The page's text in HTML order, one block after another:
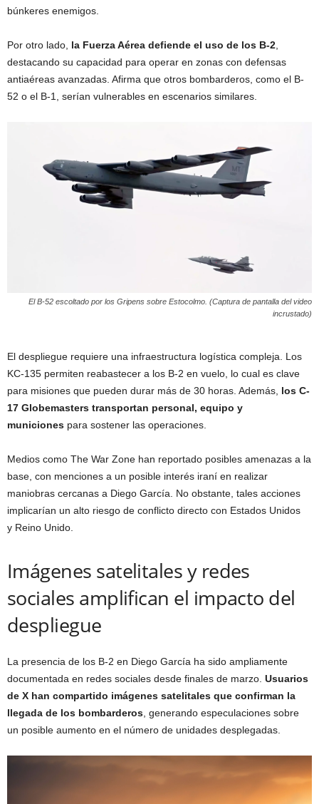
búnkeres enemigos.
Por otro lado, la Fuerza Aérea defiende el uso de los B-2
destacando su capacidad para operar en zonas con defensas
antiaéreas avanzadas. Afirma que otros bombarderos, como el B-
52 o el B-1, serían vulnerables en escenarios similares.
El B-52 escoltado por los Gripens sobre Estocolmo. (Captura de pantalla del video
incrustado)
El despliegue requiere una infraestructura logística compleja. Los
KC-135 permiten reabastecer a los B-2 en vuelo, lo cual es clave
para misiones que pueden durar más de 30 horas. Además, los C-
17 Globemasters transportan personal, equipo y
municiones para sostener las operaciones.
Medios como The War Zone han reportado posibles amenazas a la
base, con menciones a un posible interés iraní en realizar
maniobras cercanas a Diego García. No obstante, tales acciones
implicarían un alto riesgo de conflicto directo con Estados Unidos
y Reino Unido.
Imágenes satelitales y redes
sociales amplifican el impacto del
despliegue
La presencia de los B-2 en Diego García ha sido ampliamente
documentada en redes sociales desde finales de marzo. Usuarios
de X han compartido imágenes satelitales que confirman la
llegada de los bombarderos, generando especulaciones sobre
un posible aumento en el número de unidades desplegadas.